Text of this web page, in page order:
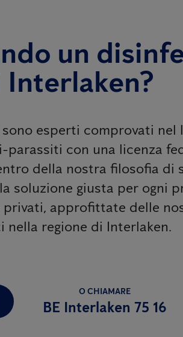
un
esperti comprovati nel
parassiti con una licenza
della nostra filosofia di
soluzione giusta per ogni
approfittate delle
regione di Interlaken.
O CHIAMARE
BE Interlaken 75 16